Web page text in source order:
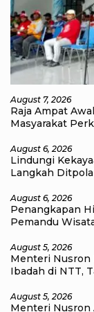
August 7, 2026
Raja Ampat
Masyarakat
August 6, 2026
Lindungi
Langkah
August 6, 2026
Penangkapan
Pemandu
August 5, 2026
Menteri Nusron
Ibadah di NTT,
August 5, 2026
Menteri Nusron